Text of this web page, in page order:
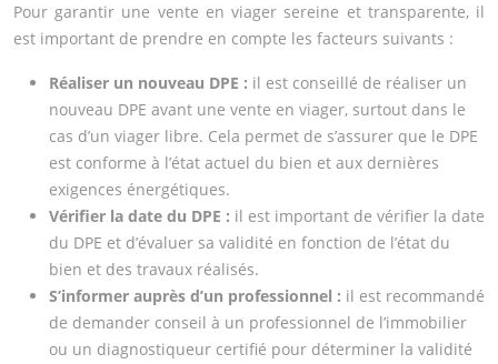
Pour garantir une vente en viager sereine et transparente, il
est important de prendre en compte les facteurs suivants :
Réaliser un nouveau DPE : il est conseillé de réaliser un
nouveau DPE avant une vente en viager, surtout dans le
cas d’un viager libre. Cela permet de s’assurer que le DPE
est conforme à l’état actuel du bien et aux dernières
exigences énergétiques.
Vérifier la date du DPE : il est important de vérifier la date
du DPE et d’évaluer sa validité en fonction de l’état du
bien et des travaux réalisés.
S’informer auprès d’un professionnel : il est recommandé
de demander conseil à un professionnel de l’immobilier
ou un diagnostiqueur certifié pour déterminer la validité